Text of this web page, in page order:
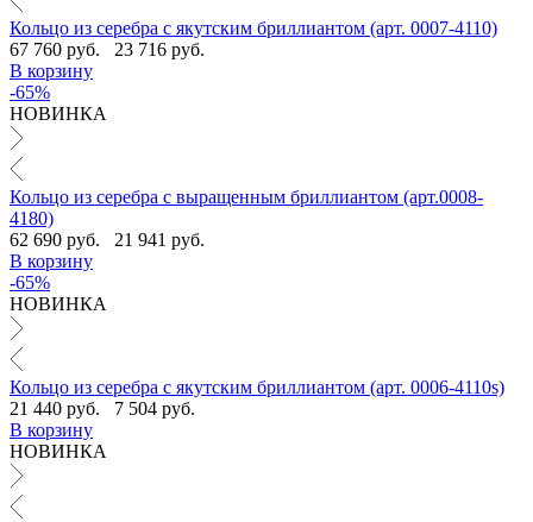
Кольцо из серебра с якутским бриллиантом (арт. 0007-4110)
67 760 руб.
23 716 руб.
В корзину
-65%
НОВИНКА
Кольцо из серебра с выращенным бриллиантом (арт.0008-
4180)
62 690 руб.
21 941 руб.
В корзину
-65%
НОВИНКА
Кольцо из серебра с якутским бриллиантом (арт. 0006-4110s)
21 440 руб.
7 504 руб.
В корзину
НОВИНКА